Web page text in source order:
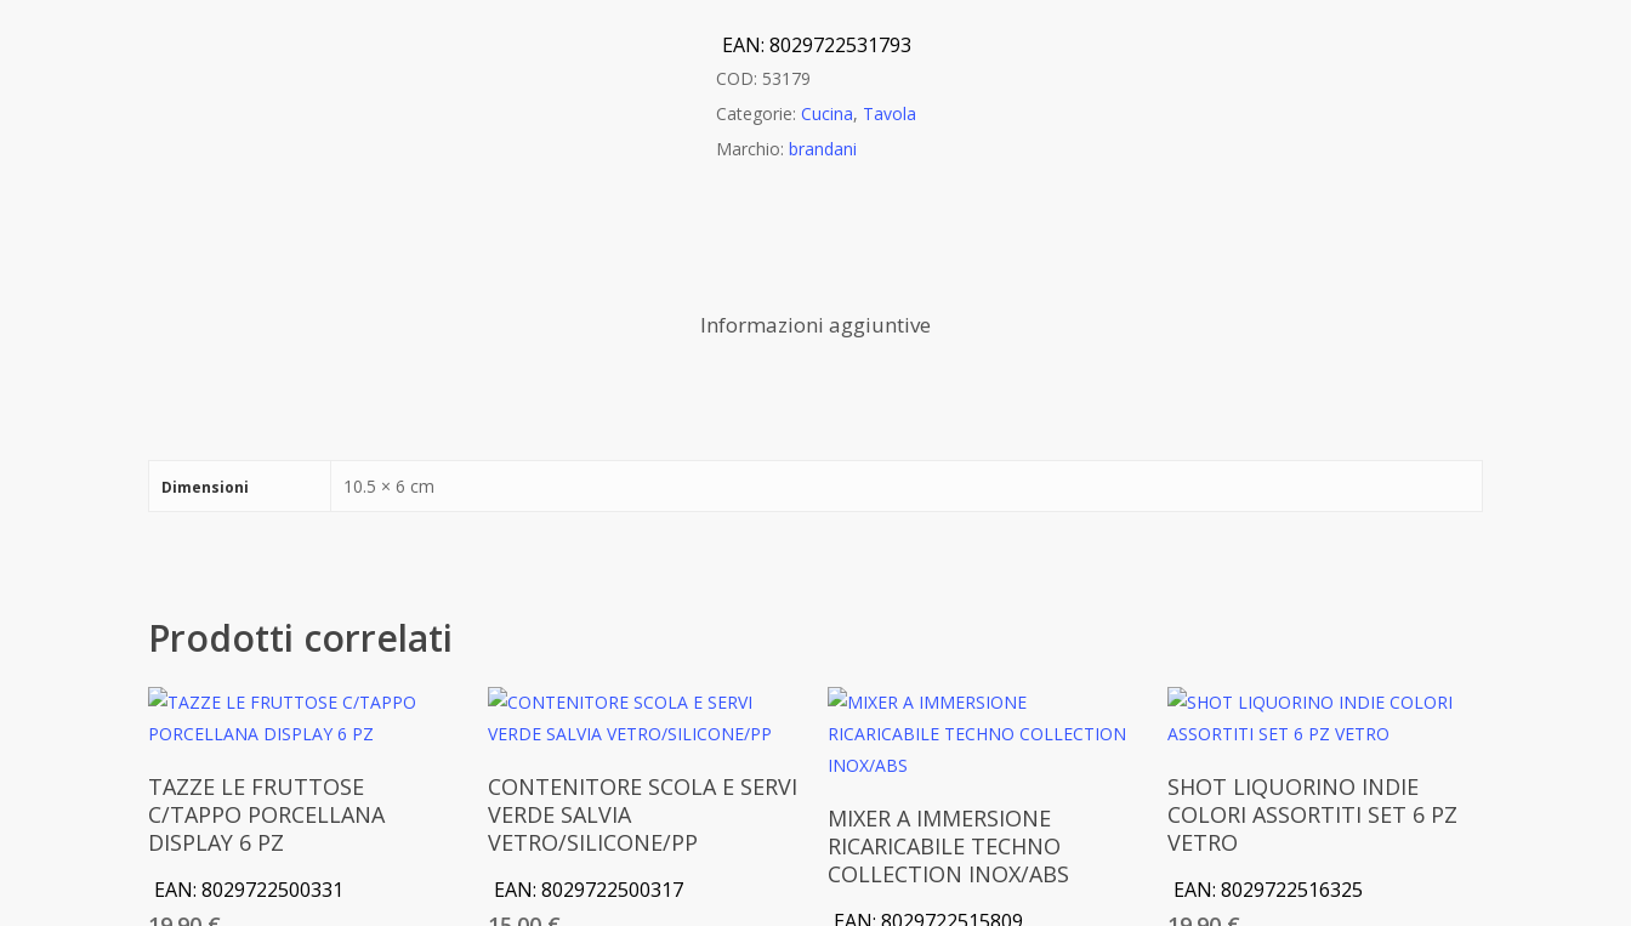
EAN: 8029722531793
COD: 53179
Categorie: Cucina, Tavola
Marchio: brandani
Informazioni aggiuntive
Dimensioni 10.5 × 6 cm
Prodotti correlati
Aggiungi Al Carrello
TAZZE LE FRUTTOSE
C/TAPPO PORCELLANA
DISPLAY 6 PZ
EAN: 8029722500331
Aggiungi Al Carrello
CONTENITORE SCOLA E SERVI
VERDE SALVIA
VETRO/SILICONE/PP
EAN: 8029722500317
Aggiungi Al Carrello
MIXER A IMMERSIONE
RICARICABILE TECHNO
COLLECTION INOX/ABS
Aggiungi Al Carrello
SHOT LIQUORINO INDIE
COLORI ASSORTITI SET 6 PZ
VETRO
EAN: 8029722516325